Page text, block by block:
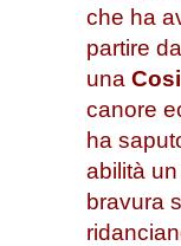
che ha
partire
una
canore
ha
abilità
bravura